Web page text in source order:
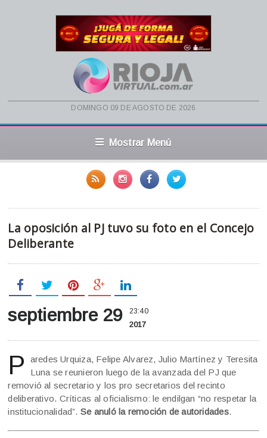
domingo 09 de agosto de 2026
Mostrar Menú
La oposición al PJ tuvo su foto en el Concejo
Deliberante
septiembre 29 23:40
2017
P
aredes Urquiza, Felipe Alvarez, Julio Martínez y Teresita
Luna se reunieron luego de la avanzada del PJ que
removió al secretario y los pro secretarios del recinto
deliberativo. Críticas al oficialismo: le endilgan “no respetar la
institucionalidad”. Se anuló la remoción de autoridades.